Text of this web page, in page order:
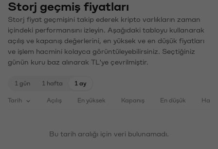
Storj geçmiş fiyatları
Storj fiyat geçmişini takip ederek kripto varlıkların zaman
içindeki performansını izleyin. Aşağıdaki tabloyu kullanarak
açılış ve kapanış değerlerini, en yüksek ve en düşük fiyatları
ve işlem hacmini kolayca görüntüleyebilirsiniz. Seçtiğiniz
günün kuru baz alınarak TL'ye çevrilmiştir.
1 gün 1 hafta 1 ay
Tarih Açılış En yüksek Kapanış En düşük
Bu tarih aralığı için veri bulunamadı.